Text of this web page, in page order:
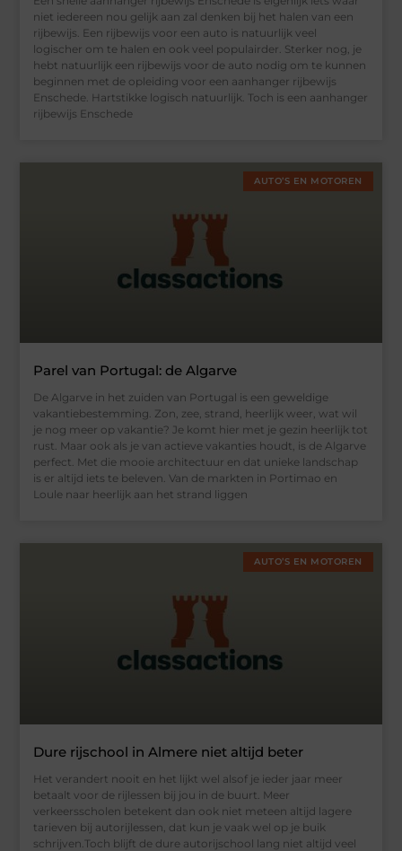
niet iedereen nou gelijk aan zal denken bij het halen van een
rijbewijs. Een rijbewijs voor een auto is natuurlijk veel
logischer om te halen en ook veel populairder. Sterker nog, je
hebt natuurlijk een rijbewijs voor de auto nodig om te kunnen
beginnen met de opleiding voor een aanhanger rijbewijs
Enschede. Hartstikke logisch natuurlijk. Toch is een aanhanger
rijbewijs Enschede
AUTO’S EN MOTOREN
Parel van Portugal: de Algarve
De Algarve in het zuiden van Portugal is een geweldige
vakantiebestemming. Zon, zee, strand, heerlijk weer, wat wil
je nog meer op vakantie? Je komt hier met je gezin heerlijk tot
rust. Maar ook als je van actieve vakanties houdt, is de Algarve
perfect. Met die mooie architectuur en dat unieke landschap
is er altijd iets te beleven. Van de markten in Portimao en
Loule naar heerlijk aan het strand liggen
AUTO’S EN MOTOREN
Dure rijschool in Almere niet altijd beter
Het verandert nooit en het lijkt wel alsof je ieder jaar meer
betaalt voor de rijlessen bij jou in de buurt. Meer
verkeersscholen betekent dan ook niet meteen altijd lagere
tarieven bij autorijlessen, dat kun je vaak wel op je buik
schrijven.Toch blijft de dure autorijschool lang niet altijd veel